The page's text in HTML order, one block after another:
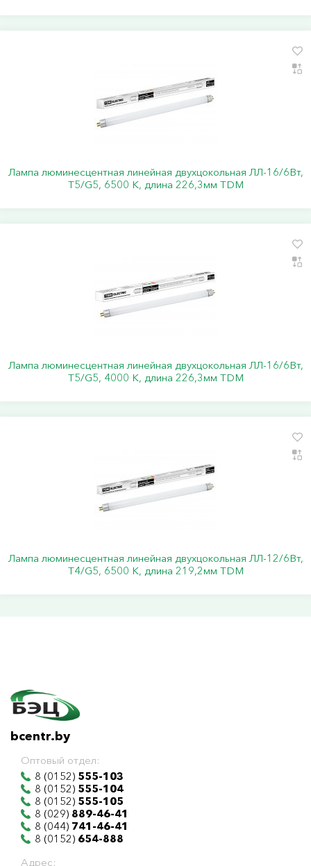
Лампа люминесцентная линейная двухцокольная ЛЛ-16/6Вт,
Т5/G5, 6500 К, длина 226,3мм TDM
Лампа люминесцентная линейная двухцокольная ЛЛ-16/6Вт,
Т5/G5, 4000 К, длина 226,3мм TDM
Лампа люминесцентная линейная двухцокольная ЛЛ-12/6Вт,
Т4/G5, 6500 К, длина 219,2мм TDM
bcentr.by
Оптовый отдел:
8 (0152) 555-103
8 (0152) 555-104
8 (0152) 555-105
8 (029) 889-46-41
8 (044) 741-46-41
8 (0152) 654-888
Адрес: